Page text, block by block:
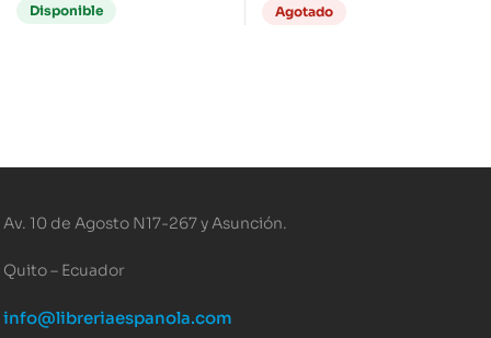
Disponible Agotado
Av. 10 de Agosto N17-267 y Asunción.
Quito – Ecuador
info@libreriaespanola.com